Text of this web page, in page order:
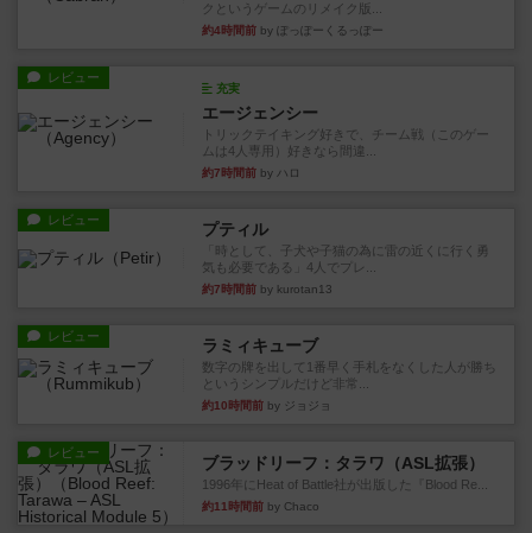
クというゲームのリメイク版...
約4時間前 by ぽっぽーくるっぽー
レビュー
充実
エージェンシー
トリックテイキング好きで、チーム戦（このゲー
ムは4人専用）好きなら間違...
約7時間前 by ハロ
レビュー プティル
「時として、子犬や子猫の為に雷の近くに行く勇
気も必要である」4人でプレ...
約7時間前 by kurotan13
レビュー ラミィキューブ
数字の牌を出して1番早く手札をなくした人が勝ち
というシンプルだけど非常...
約10時間前 by ジョジョ
レビュー
ブラッドリーフ：タラワ（ASL拡張）
1996年にHeat of Battle社が出版した『Blood Re...
約11時間前 by Chaco